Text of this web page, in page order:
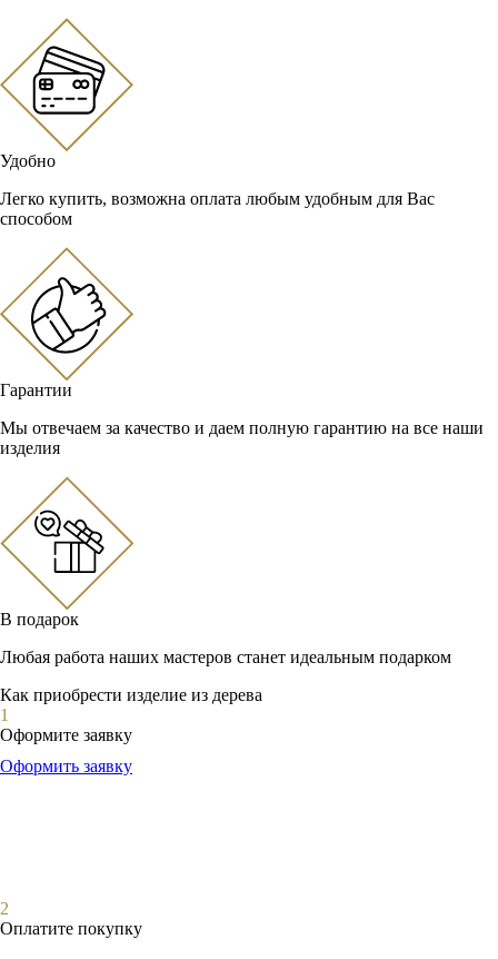
Удобно
Легко купить, возможна оплата любым удобным для Вас
способом
Гарантии
Мы отвечаем за качество и даем полную гарантию на все наши
изделия
В подарок
Любая работа наших мастеров станет идеальным подарком
Как приобрести изделие из дерева
1
Оформите заявку
Оформить заявку
2
Оплатите покупку